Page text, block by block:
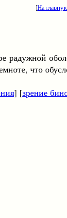
[На
радужной
что
] [зрение